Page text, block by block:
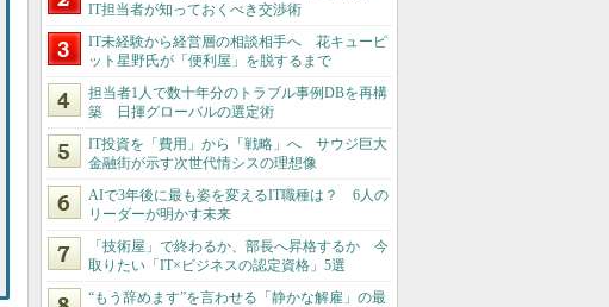
IT担当者が知っておくべき交渉術
IT未経験から経営層の相談相手へ 花キューピ
ット星野氏が「便利屋」を脱するまで
担当者1人で数十年分のトラブル事例DBを再構
築 日揮グローバルの選定術
IT投資を「費用」から「戦略」へ サウジ巨大
金融街が示す次世代情シスの理想像
AIで3年後に最も姿を変えるIT職種は？ 6人の
リーダーが明かす未来
「技術屋」で終わるか、部長へ昇格するか 今
取りたい「IT×ビジネスの認定資格」5選
“もう辞めます”を言わせる「静かな解雇」の最